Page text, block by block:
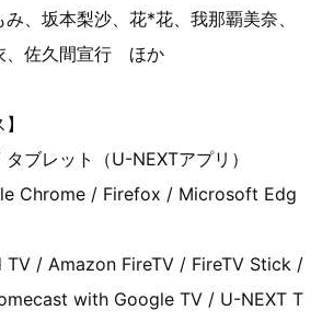
、坂本梨沙、花*花、我那覇美奈、
、佐久間宣行 ほか
ブレット（U-NEXTアプリ）
Chrome / Firefox / Microsoft Edg
TV / Amazon FireTV / FireTV Stick /
with Google TV / U-NEXT T